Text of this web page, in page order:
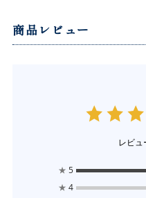
商品レビュー
レビ
★ 5
★ 4